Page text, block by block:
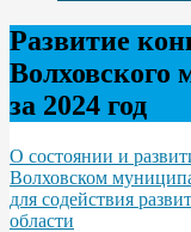
Развитие
Волховского
за 2024 год
О состоянии и
Волховском
для содействия
области